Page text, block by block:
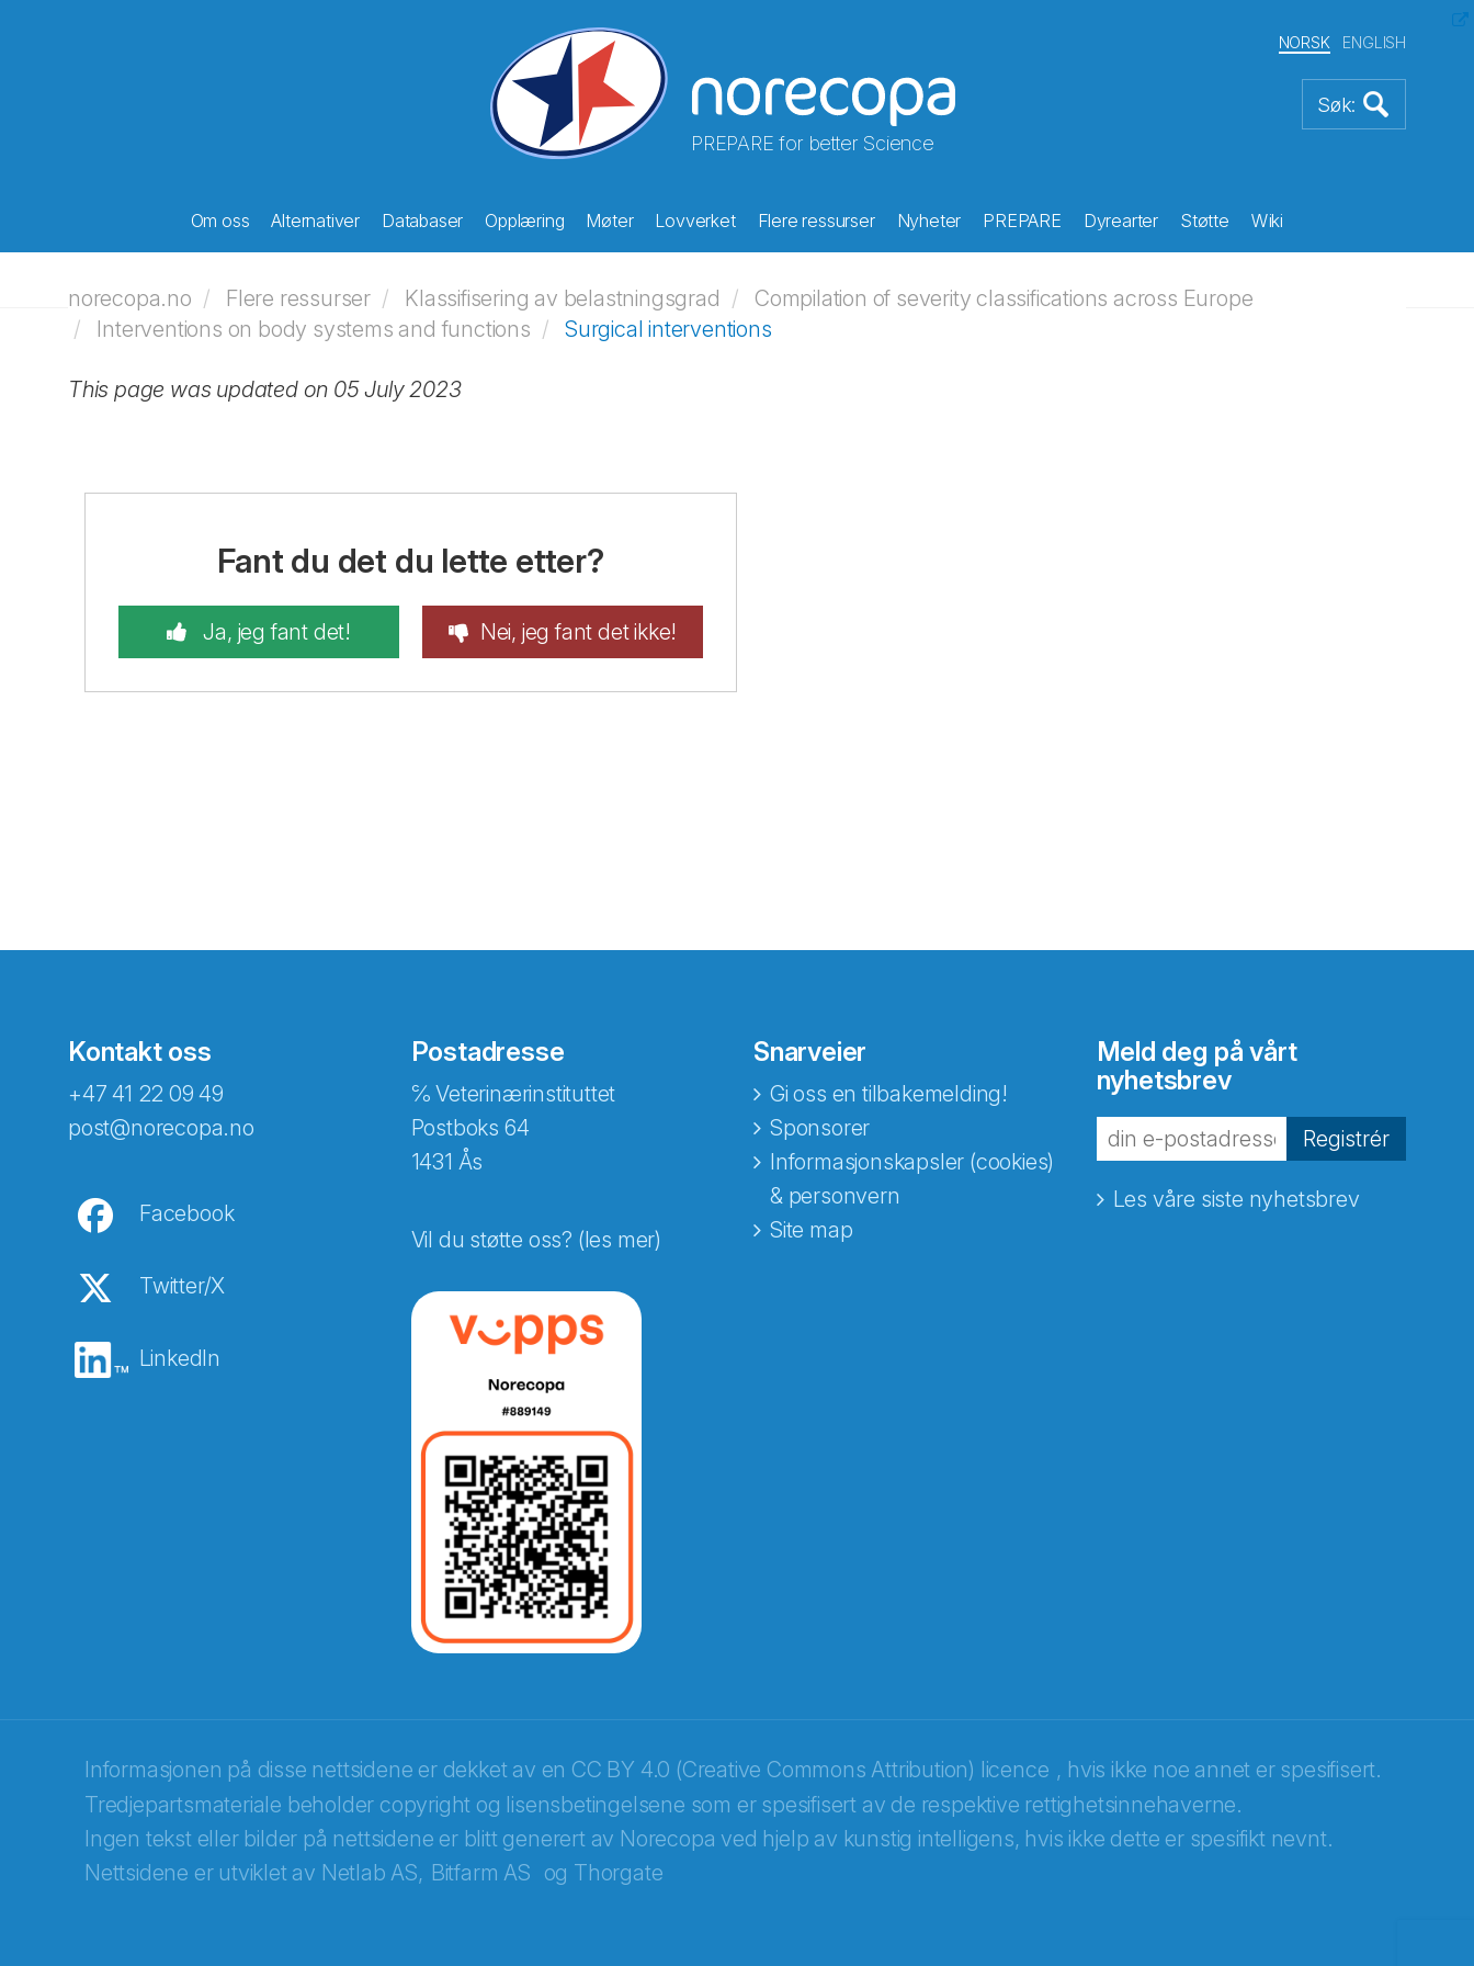
PREPARE for better Science
NORSK ENGLISH
Om oss Alternativer Databaser Opplæring Møter Lovverket Flere ressurser Nyheter PREPARE Dyrearter Støtte Wiki
norecopa.no Flere ressurser Klassifisering av belastningsgrad
Compilation of severity classifications across Europe
Interventions on body systems and functions
Surgical interventions
This page was updated on 05 July 2023
Fant du det du lette etter?
Ja, jeg fant det! Nei, jeg fant det ikke!
Kontakt oss
+47 41 22 09 49
post@norecopa.no
Facebook
Twitter/X
LinkedIn
Postadresse
℅ Veterinærinstituttet
Postboks 64
1431 Ås
Vil du støtte oss? (les mer)
Snarveier
Gi oss en tilbakemelding!
Sponsorer
Informasjonskapsler (cookies)
& personvern
Site map
Meld deg på vårt
nyhetsbrev
Registrér
Les våre siste nyhetsbrev
Informasjonen på disse nettsidene er dekket av en CC BY 4.0 (Creative Commons Attribution) licence , hvis ikke noe annet er spesifisert.
Tredjepartsmateriale beholder copyright og lisensbetingelsene som er spesifisert av de respektive rettighetsinnehaverne.
Ingen tekst eller bilder på nettsidene er blitt generert av Norecopa ved hjelp av kunstig intelligens, hvis ikke dette er spesifikt nevnt.
Nettsidene er utviklet av Netlab AS, Bitfarm AS og Thorgate
Abonnér på nyhetsbrevene fra Norecopa